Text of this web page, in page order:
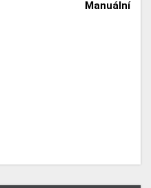
Manuální